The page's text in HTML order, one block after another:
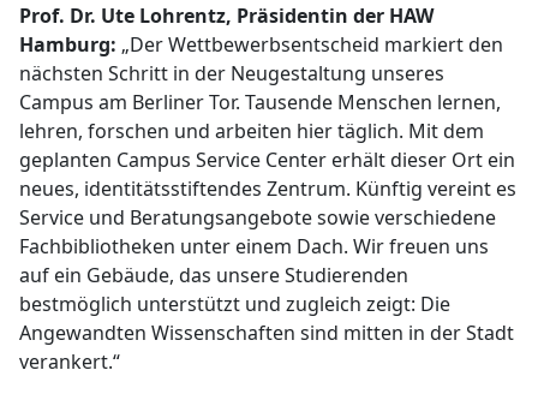
Prof. Dr. Ute Lohrentz, Präsidentin der HAW
Hamburg: „Der Wettbewerbsentscheid markiert den
nächsten Schritt in der Neugestaltung unseres
Campus am Berliner Tor. Tausende Menschen lernen,
lehren, forschen und arbeiten hier täglich. Mit dem
geplanten Campus Service Center erhält dieser Ort ein
neues, identitätsstiftendes Zentrum. Künftig vereint es
Service und Beratungsangebote sowie verschiedene
Fachbibliotheken unter einem Dach. Wir freuen uns
auf ein Gebäude, das unsere Studierenden
bestmöglich unterstützt und zugleich zeigt: Die
Angewandten Wissenschaften sind mitten in der Stadt
verankert.“